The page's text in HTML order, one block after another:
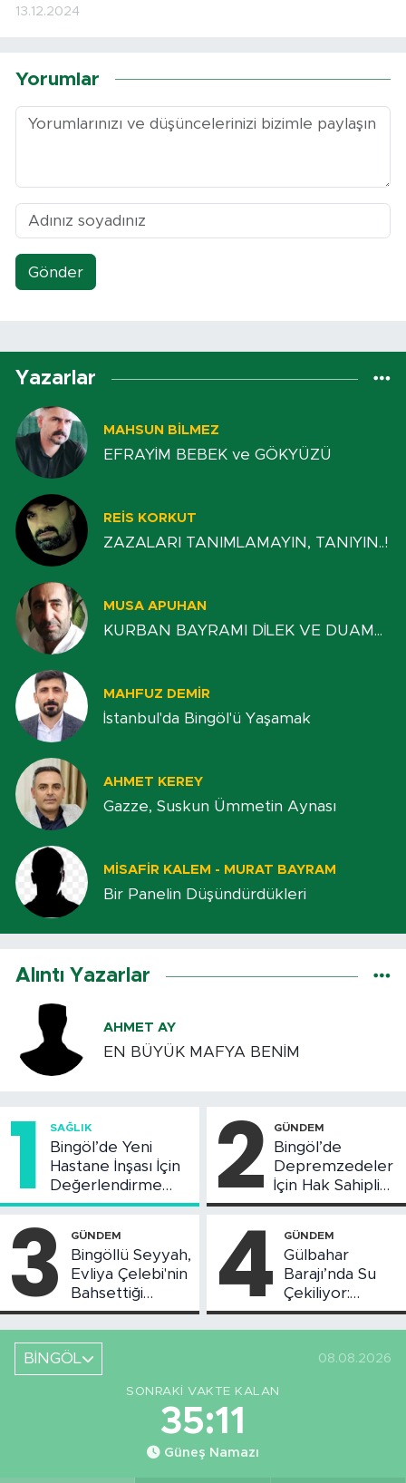
13.12.2024
Yorumlar
Gönder
Yazarlar
MAHSUN BILMEZ
EFRAYİM BEBEK ve GÖKYÜZÜ
REIS KORKUT
ZAZALARI TANIMLAMAYIN, TANIYIN..!
MUSA APUHAN
KURBAN BAYRAMI DİLEK VE DUAM...
MAHFUZ DEMIR
İstanbul'da Bingöl'ü Yaşamak
AHMET KEREY
Gazze, Suskun Ümmetin Aynası
MISAFIR KALEM - MURAT BAYRAM
Bir Panelin Düşündürdükleri
Alıntı Yazarlar
AHMET AY
EN BÜYÜK MAFYA BENİM
1 SAĞLIK
Bingöl’de Yeni
Hastane İnşası İçin
Değerlendirme
Toplantısı Yapıldı
2 GÜNDEM
Bingöl’de
Depremzedeler
İçin Hak Sahipliği
Askı Süreci
3 GÜNDEM
Bingöllü Seyyah,
Evliya Çelebi'nin
Bahsettiği
Bingöl'deki O
Yeri Görüntüledi
4 GÜNDEM
Gülbahar
Barajı’nda Su
Çekiliyor:
Piknikçi Sayısı
Azaldı
BİNGÖL
08.08.2026
SONRAKI VAKTE KALAN
35:11
Güneş Namazı